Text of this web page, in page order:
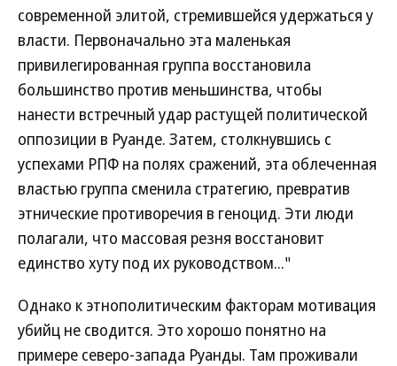
современной элитой, стремившейся удержаться у
власти. Первоначально эта маленькая
привилегированная группа восстановила
большинство против меньшинства, чтобы
нанести встречный удар растущей политической
оппозиции в Руанде. Затем, столкнувшись с
успехами РПФ на полях сражений, эта облеченная
властью группа сменила стратегию, превратив
этнические противоречия в геноцид. Эти люди
полагали, что массовая резня восстановит
единство хуту под их руководством..."
Однако к этнополитическим факторам мотивация
убийц не сводится. Это хорошо понятно на
примере северо-запада Руанды. Там проживали